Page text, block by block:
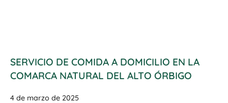
SERVICIO DE COMIDA A DOMICILIO EN LA
COMARCA NATURAL DEL ALTO ÓRBIGO
4 de marzo de 2025